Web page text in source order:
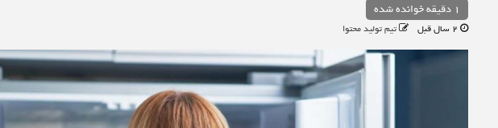
1 دقیقه خوانده شده
تیم تولید محتوا